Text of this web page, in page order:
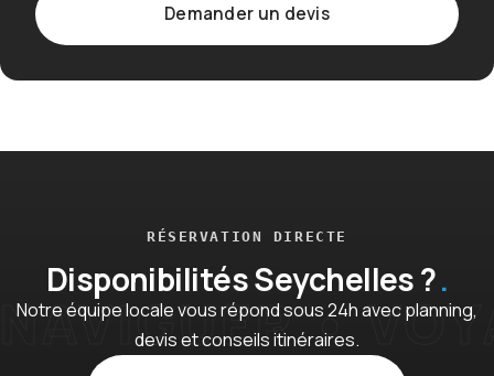
Demander un devis
RÉSERVATION DIRECTE
Disponibilités Seychelles ?
Notre équipe locale vous répond sous 24h avec planning,
devis et conseils itinéraires.